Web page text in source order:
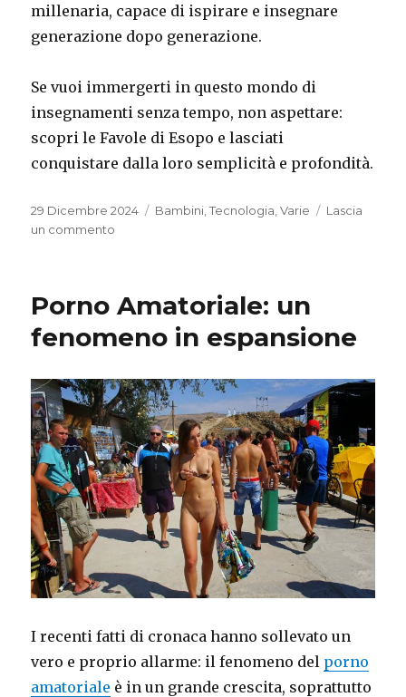
millenaria, capace di ispirare e insegnare
generazione dopo generazione.
Se vuoi immergerti in questo mondo di
insegnamenti senza tempo, non aspettare:
scopri le Favole di Esopo e lasciati
conquistare dalla loro semplicità e profondità.
Pubblicato
il
29 Dicembre 2024 Categorie
Bambini,Tecnologia,Varie
Lascia
un commento
Esopo:
Tesoro
Saggezza
Antica
per
Grandi
e
Piccini
Porno Amatoriale: un
fenomeno in espansione
I recenti fatti di cronaca hanno sollevato un
vero e proprio allarme: il fenomeno del porno
amatoriale è in un grande crescita, soprattutto